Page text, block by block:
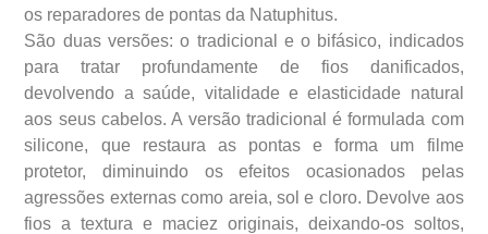
os reparadores de pontas da Natuphitus.
São duas versões: o tradicional e o bifásico, indicados
para tratar profundamente de fios danificados,
devolvendo a saúde, vitalidade e elasticidade natural
aos seus cabelos. A versão tradicional é formulada com
silicone, que restaura as pontas e forma um filme
protetor, diminuindo os efeitos ocasionados pelas
agressões externas como areia, sol e cloro. Devolve aos
fios a textura e maciez originais, deixando-os soltos,